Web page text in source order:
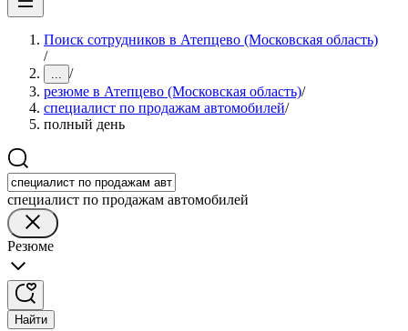
Поиск сотрудников в Атепцево (Московская область)
/
... /
резюме в Атепцево (Московская область)/
специалист по продажам автомобилей/
полный день
специалист по продажам автомобилей
Резюме
Найти